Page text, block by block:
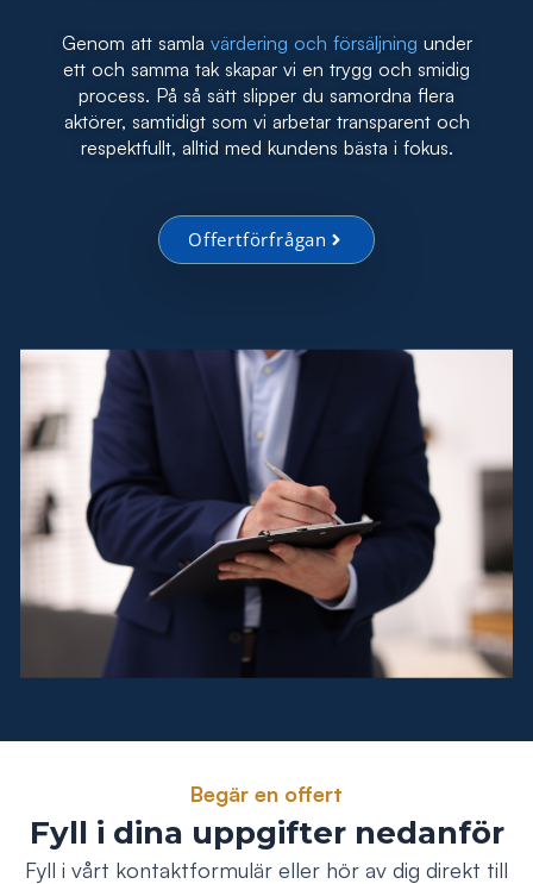
Genom att samla värdering och försäljning under
ett och samma tak skapar vi en trygg och smidig
process. På så sätt slipper du samordna flera
aktörer, samtidigt som vi arbetar transparent och
respektfullt, alltid med kundens bästa i fokus.
Offertförfrågan
Begär en offert
Fyll i dina uppgifter nedanför
Fyll i vårt kontaktformulär eller hör av dig direkt till